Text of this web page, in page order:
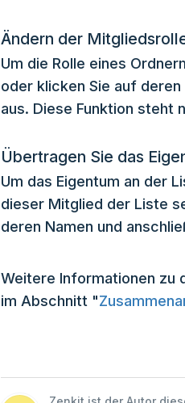
Ändern der
Um die Rolle eines
oder klicken Sie auf deren
aus. Diese Funktion steht
Übertragen Sie das
Um das Eigentum an der
dieser Mitglied der Liste
deren Namen und
Weitere Informationen zu
im Abschnitt "